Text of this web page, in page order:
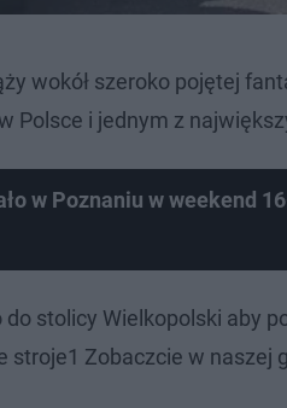
wokół szeroko pojętej
i jednym z
w Poznaniu w weekend
stolicy Wielkopolski aby
Zobaczcie w naszej